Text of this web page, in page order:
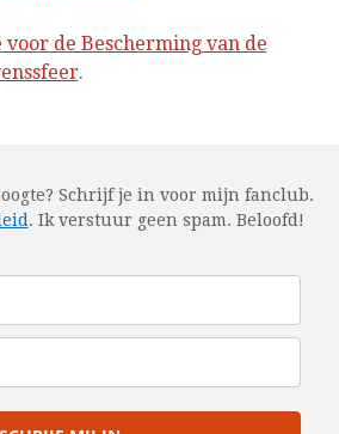
voor de Bescherming van de
.
Schrijf je in voor mijn fanclub.
. Ik verstuur geen spam. Beloofd!